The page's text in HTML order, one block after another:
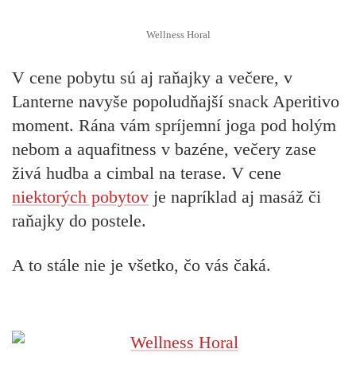
Wellness Horal
V cene pobytu sú aj raňajky a večere, v
Lanterne navyše popoludňajší snack Aperitivo
moment. Rána vám spríjemní joga pod holým
nebom a aquafitness v bazéne, večery zase
živá hudba a cimbal na terase. V cene
niektorých pobytov je napríklad aj masáž či
raňajky do postele.
A to stále nie je všetko, čo vás čaká.